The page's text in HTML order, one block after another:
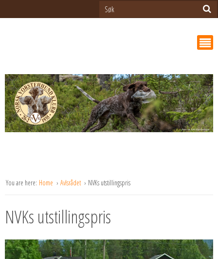
You are here: Home Avlsrådet NVKs utstillingspris
NVKs utstillingspris